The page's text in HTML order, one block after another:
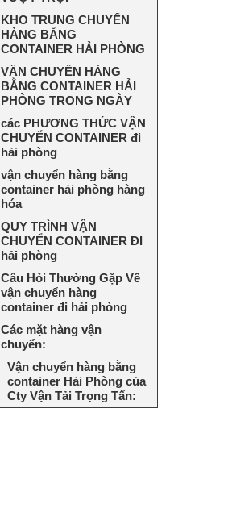
KHO TRUNG CHUYỂN
HÀNG BẰNG
CONTAINER HẢI PHÒNG
VẬN CHUYỂN HÀNG
BẰNG CONTAINER HẢI
PHÒNG TRONG NGÀY
các PHƯƠNG THỨC VẬN
CHUYỂN CONTAINER đi
hải phòng
vận chuyển hàng bằng
container hải phòng hàng
hóa
QUY TRÌNH VẬN
CHUYỂN CONTAINER ĐI
hải phòng
Câu Hỏi Thường Gặp Về
vận chuyển hàng
container đi hải phòng
Các mặt hàng vận
chuyển:
Vận chuyển hàng bằng
container Hải Phòng của
Cty Vận Tải Trọng Tấn: